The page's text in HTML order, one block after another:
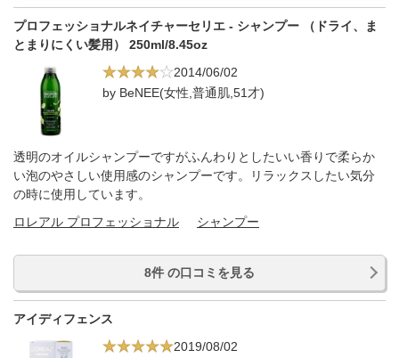
プロフェッショナルネイチャーセリエ - シャンプー （ドライ、ま
とまりにくい髪用） 250ml/8.45oz
2014/06/02
by BeNEE(女性,普通肌,51才)
透明のオイルシャンプーですがふんわりとしたいい香りで柔らか
い泡のやさしい使用感のシャンプーです。リラックスしたい気分
の時に使用しています。
ロレアル プロフェッショナル
シャンプー
8件 の口コミを見る
アイディフェンス
2019/08/02